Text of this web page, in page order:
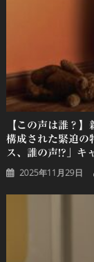
【この声は誰？
構成された緊迫の
ス、誰の声!?」キ
2025年11月29日